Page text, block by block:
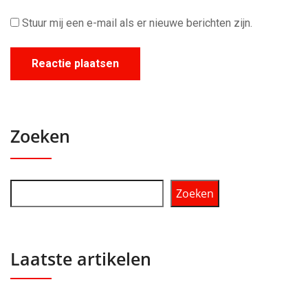
Stuur mij een e-mail als er nieuwe berichten zijn.
Zoeken
Zoeken
Laatste artikelen